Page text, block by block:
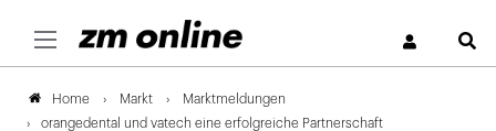
Home Markt
Marktmeldungen
orangedental und vatech eine erfolgreiche Partnerschaft